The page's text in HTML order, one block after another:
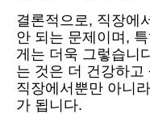
결론적으로, 직장에
안 되는 문제이며,
게는 더욱 그렇습니
는 것은 더 건강하
직장에서뿐만 아니
가 됩니다.